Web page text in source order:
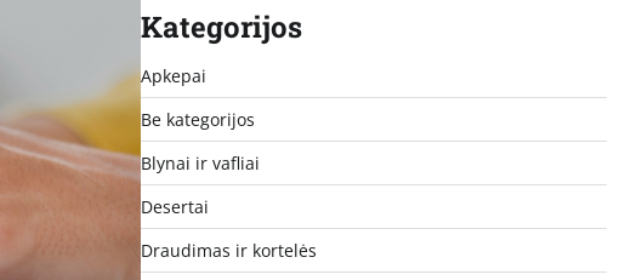
Kategorijos
Apkepai
Be kategorijos
Blynai ir vafliai
Desertai
Draudimas ir kortelės